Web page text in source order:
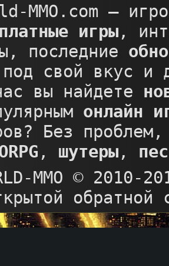
MMO.com –
игры,
последние
свой вкус и
вы найдете
онлайн
Без
, шутеры,
MMO © 2010-